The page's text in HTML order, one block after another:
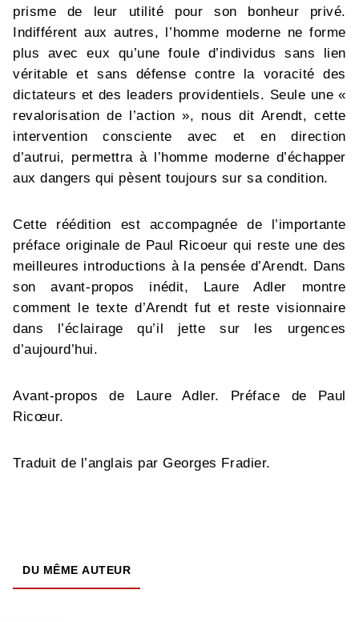
prisme de leur utilité pour son bonheur privé.
Indifférent aux autres, l’homme moderne ne forme
plus avec eux qu’une foule d’individus sans lien
véritable et sans défense contre la voracité des
dictateurs et des leaders providentiels. Seule une «
revalorisation de l’action », nous dit Arendt, cette
intervention consciente avec et en direction
d’autrui, permettra à l’homme moderne d’échapper
aux dangers qui pèsent toujours sur sa condition.
Cette réédition est accompagnée de l’importante
préface originale de Paul Ricoeur qui reste une des
meilleures introductions à la pensée d’Arendt. Dans
son avant-propos inédit, Laure Adler montre
comment le texte d’Arendt fut et reste visionnaire
dans l’éclairage qu’il jette sur les urgences
d’aujourd’hui.
Avant-propos de Laure Adler. Préface de Paul
Ricœur.
Traduit de l’anglais par Georges Fradier.
DU MÊME AUTEUR